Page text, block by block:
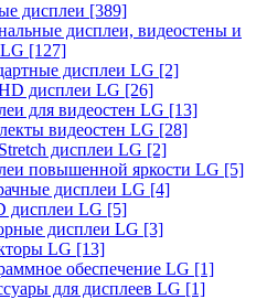
дисплеи [389]
дисплеи, видеостены и
[127]
дисплеи LG [2]
дисплеи LG [26]
для видеостен LG [13]
видеостен LG [28]
дисплеи LG [2]
повышенной яркости LG [5]
дисплеи LG [4]
дисплеи LG [5]
дисплеи LG [3]
LG [13]
обеспечение LG [1]
для дисплеев LG [1]